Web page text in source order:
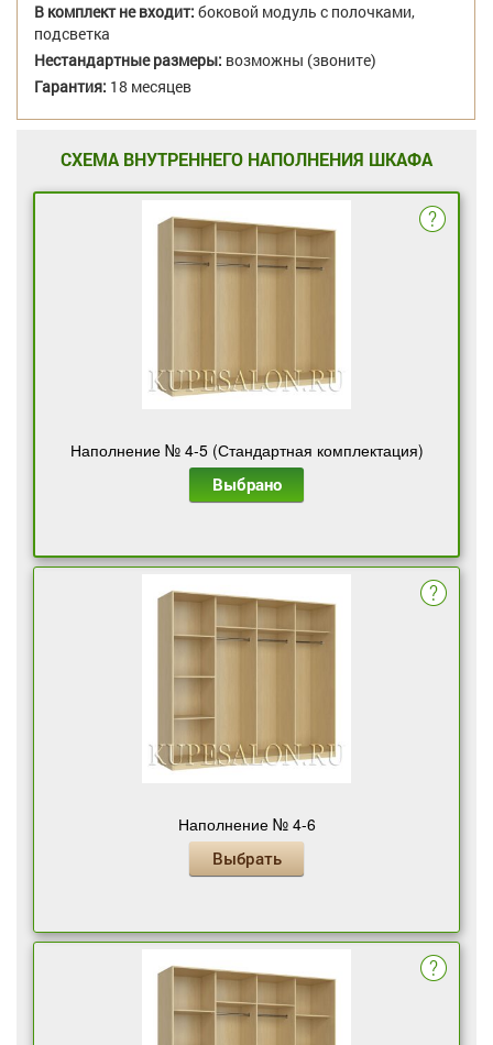
В комплект не входит: боковой модуль с полочками,
подсветка
Нестандартные размеры: возможны (звоните)
Гарантия: 18 месяцев
СХЕМА ВНУТРЕННЕГО НАПОЛНЕНИЯ ШКАФА
Наполнение № 4-5 (Стандартная комплектация)
Выбрано
Наполнение № 4-6
Выбрать